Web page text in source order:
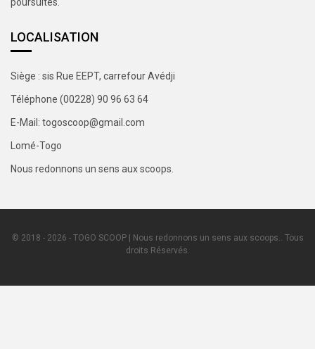
LOCALISATION
Siège : sis Rue EEPT, carrefour Avédji
Téléphone (00228) 90 96 63 64
E-Mail: togoscoop@gmail.com
Lomé-Togo
Nous redonnons un sens aux scoops.
© 2018 - 2026 - TOGO SCOOP | Nous redonnons un sens aux scoops.. Tous
droits Réservés.